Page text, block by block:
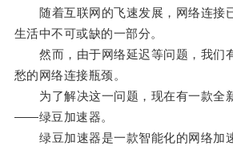
随着互联网的飞速发展，网络连接
生活中不可或缺的一部分。
然而，由于网络延迟等问题，我们
愁的网络连接瓶颈。
为了解决这一问题，现在有一款全
——绿豆加速器。
绿豆加速器是一款智能化的网络加